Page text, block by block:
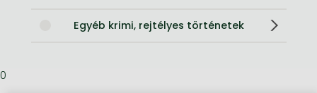
Egyéb krimi, rejtélyes történetek
0